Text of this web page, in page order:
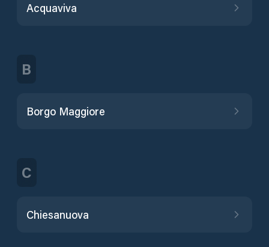
Acquaviva
B
Borgo Maggiore
C
Chiesanuova